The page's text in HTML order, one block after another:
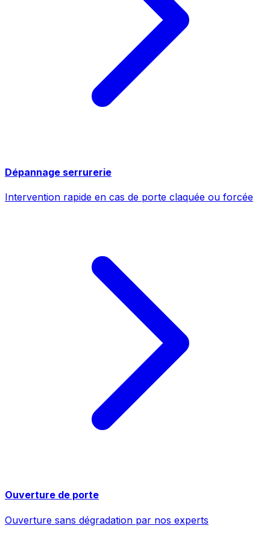
Dépannage serrurerie
Intervention rapide en cas de porte claquée ou forcée
Ouverture de porte
Ouverture sans dégradation par nos experts